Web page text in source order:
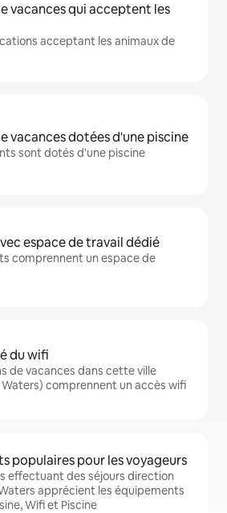
vacances qui acceptent les
acceptant les animaux de
vacances dotées d'une piscine
sont dotés d'une piscine
espace de travail dédié
comprennent un espace de
du wifi
de vacances dans cette ville
comprennent un accès wifi
populaires pour les voyageurs
effectuant des séjours direction
apprécient les équipements
Wifi et Piscine